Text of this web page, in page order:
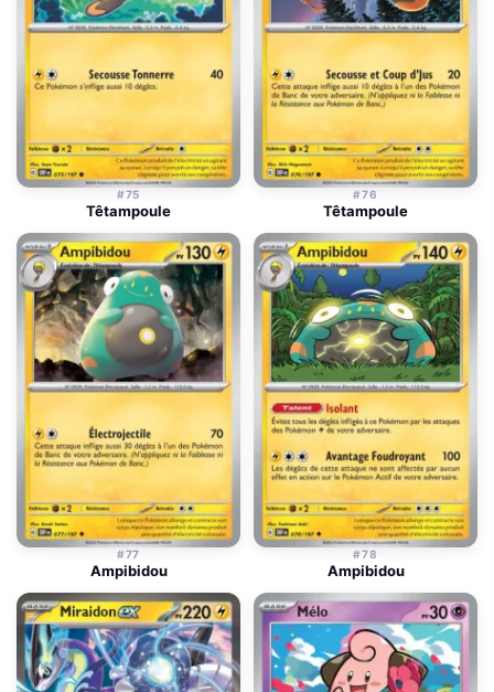
#75
Têtampoule
#76
Têtampoule
#77
Ampibidou
#78
Ampibidou